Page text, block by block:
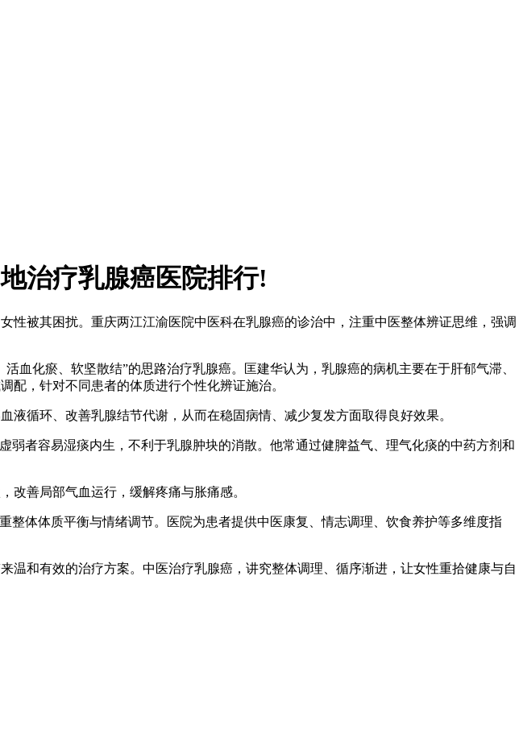
治疗乳腺癌医院排行!
被其困扰。重庆两江江渝医院中医科在乳腺癌的诊治中，注重中医整体辨证思维，强调
化瘀、软坚散结”的思路治疗乳腺癌。匡建华认为，乳腺癌的病机主要在于肝郁气滞、
配，针对不同患者的体质进行个性化辨证施治。
循环、改善乳腺结节代谢，从而在稳固病情、减少复发方面取得良好效果。
者容易湿痰内生，不利于乳腺肿块的消散。他常通过健脾益气、理气化痰的中药方剂和
善局部气血运行，缓解疼痛与胀痛感。
体体质平衡与情绪调节。医院为患者提供中医康复、情志调理、饮食养护等多维度指
和有效的治疗方案。中医治疗乳腺癌，讲究整体调理、循序渐进，让女性重拾健康与自